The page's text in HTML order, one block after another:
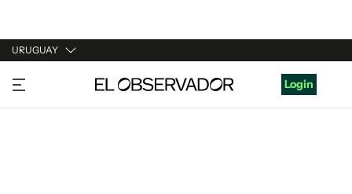
URUGUAY
URUGUAY
ARGENTINA
Login